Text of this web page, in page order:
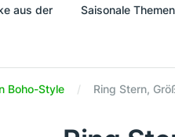
aus der
Saisonale
Boho-Style Ring Stern,